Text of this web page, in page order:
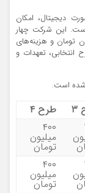
دیجیتال، امکان
این شرکت چهار
دیه فوت از ۱۰۰ میلیون تا ۴۰۰ میلیون تومان و هزینه‌های
طرح انتخابی، تعهدات و
شده است.
۳
طرح ۴
۴۰۰
میلیون
تومان
۴۰۰
میلیون
تومان